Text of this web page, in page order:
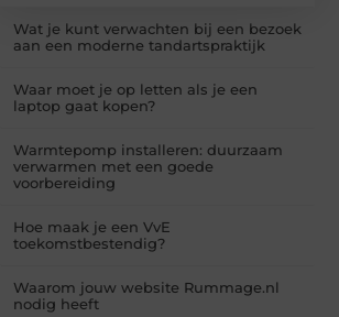
Wat je kunt verwachten bij een bezoek
aan een moderne tandartspraktijk
Waar moet je op letten als je een
laptop gaat kopen?
Warmtepomp installeren: duurzaam
verwarmen met een goede
voorbereiding
Hoe maak je een VvE
toekomstbestendig?
Waarom jouw website Rummage.nl
nodig heeft